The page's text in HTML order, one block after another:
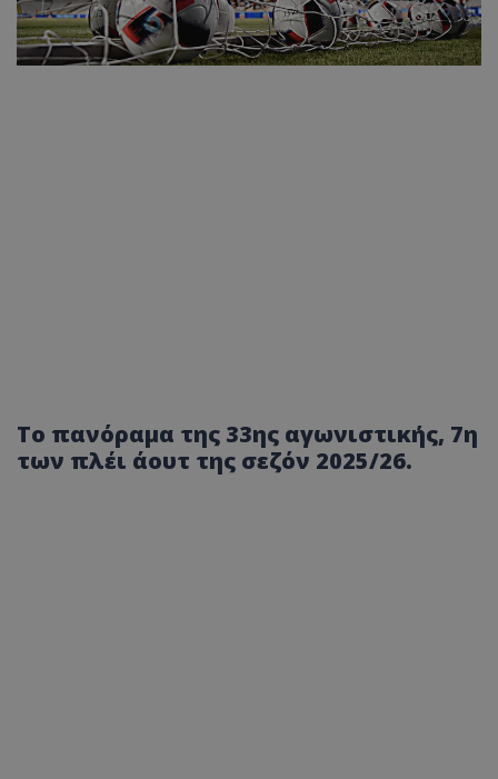
Το πανόραμα της 33ης αγωνιστικής, 7η
των πλέι άουτ της σεζόν 2025/26.